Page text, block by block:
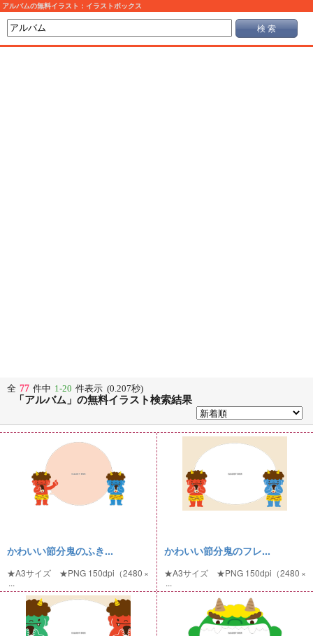
アルバムの無料イラスト：イラストボックス
検 索
全 77 件中 1-20 件表示 (0.207秒)
「アルバム」の無料イラスト検索結果
かわいい節分鬼のふき...
★A3サイズ ★PNG 150dpi（2480 ×
...
かわいい節分鬼のフレ...
★A3サイズ ★PNG 150dpi（2480 ×
...